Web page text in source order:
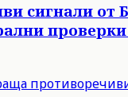
сигнали от
проверки